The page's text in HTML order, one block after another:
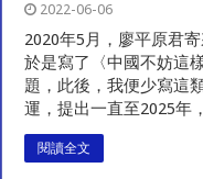
2022-06-06
2020年5月，廖平原君
於是寫了〈中國不妨這
題，此後，我便少寫這
運，提出一直至2025年
閱讀全文